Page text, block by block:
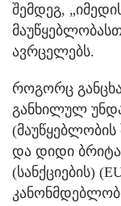
შემდეგ,
ავრცელებს.
როგორც
განხილულ
და დიდი
(სანქციების)